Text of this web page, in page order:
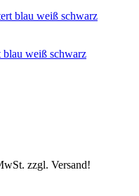
blau weiß schwarz
zzgl. Versand!